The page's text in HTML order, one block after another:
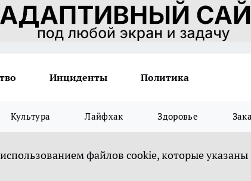
Инциденты Политика
Культура Лайфхак Здоровье
файлов cookie, которые указаны